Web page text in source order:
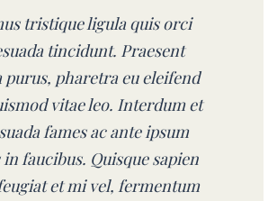
tristique ligula quis orci
tincidunt. Praesent
purus, pharetra eu eleifend
vitae leo. Interdum et
fames ac ante ipsum
faucibus. Quisque sapien
et mi vel, fermentum